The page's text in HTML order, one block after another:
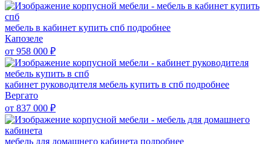
мебель в кабинет купить спб подробнее
Капозеле
от 958 000 ₽
кабинет руководителя мебель купить в спб подробнее
Вергато
от 837 000 ₽
мебель для домашнего кабинета подробнее